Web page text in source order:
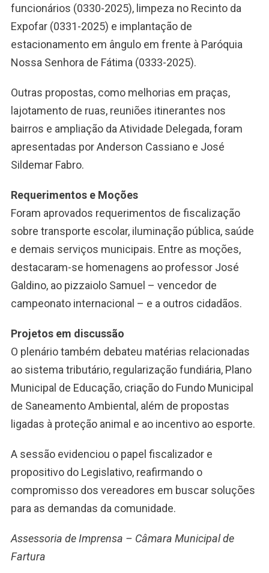
funcionários (0330-2025), limpeza no Recinto da
Expofar (0331-2025) e implantação de
estacionamento em ângulo em frente à Paróquia
Nossa Senhora de Fátima (0333-2025).
Outras propostas, como melhorias em praças,
lajotamento de ruas, reuniões itinerantes nos
bairros e ampliação da Atividade Delegada, foram
apresentadas por Anderson Cassiano e José
Sildemar Fabro.
Requerimentos e Moções
Foram aprovados requerimentos de fiscalização
sobre transporte escolar, iluminação pública, saúde
e demais serviços municipais. Entre as moções,
destacaram-se homenagens ao professor José
Galdino, ao pizzaiolo Samuel – vencedor de
campeonato internacional – e a outros cidadãos.
Projetos em discussão
O plenário também debateu matérias relacionadas
ao sistema tributário, regularização fundiária, Plano
Municipal de Educação, criação do Fundo Municipal
de Saneamento Ambiental, além de propostas
ligadas à proteção animal e ao incentivo ao esporte.
A sessão evidenciou o papel fiscalizador e
propositivo do Legislativo, reafirmando o
compromisso dos vereadores em buscar soluções
para as demandas da comunidade.
Assessoria de Imprensa – Câmara Municipal de
Fartura